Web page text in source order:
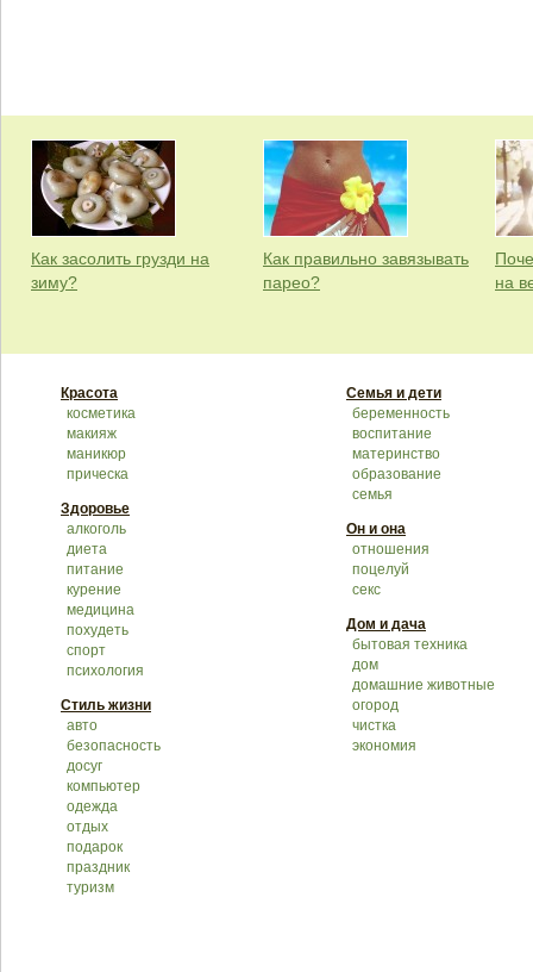
Как засолить грузди на
зиму?
Как правильно завязывать
парео?
на
Красота
косметика
макияж
маникюр
прическа
Здоровье
алкоголь
диета
питание
курение
медицина
похудеть
спорт
психология
Стиль жизни
авто
безопасность
досуг
компьютер
одежда
отдых
подарок
праздник
туризм
Семья и дети
беременность
воспитание
материнство
образование
семья
Он и она
отношения
поцелуй
секс
Дом и дача
бытовая техника
дом
домашние животные
огород
чистка
экономия